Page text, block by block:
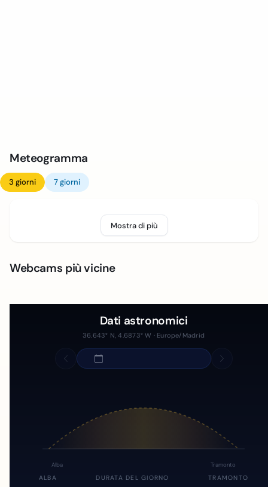
Meteogramma
3 giorni 7 giorni
Mostra di più
Webcams più vicine
Dati astronomici
36.643° N, 4.6873° W · Europe/Madrid
Alba Tramonto
ALBA DURATA DEL GIORNO TRAMONTO